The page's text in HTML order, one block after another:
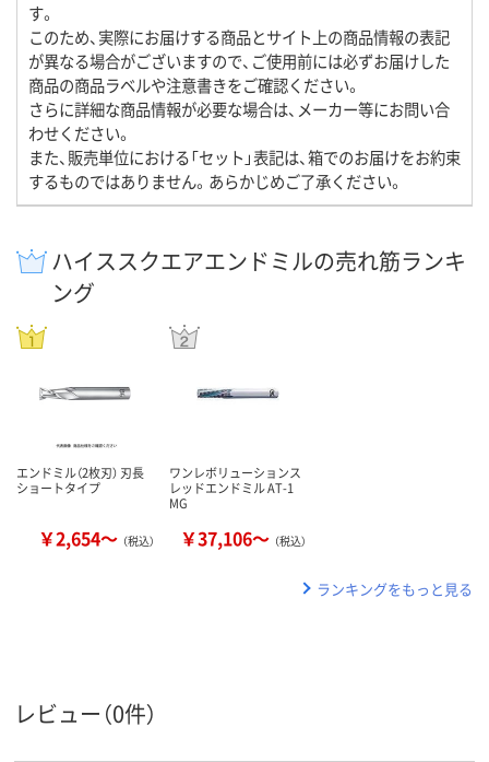
す。
このため、実際にお届けする商品とサイト上の商品情報の表記
が異なる場合がございますので、ご使用前には必ずお届けした
商品の商品ラベルや注意書きをご確認ください。
さらに詳細な商品情報が必要な場合は、メーカー等にお問い合
わせください。
また、販売単位における「セット」表記は、箱でのお届けをお約束
するものではありません。あらかじめご了承ください。
ハイススクエアエンドミルの売れ筋ランキ
ング
エンドミル（2枚刃） 刃長
ショートタイプ
￥2,654～ （税込）
ワンレボリューションス
レッドエンドミル AT-1
MG
￥37,106～ （税込）
ランキングをもっと見る
レビュー（0件）